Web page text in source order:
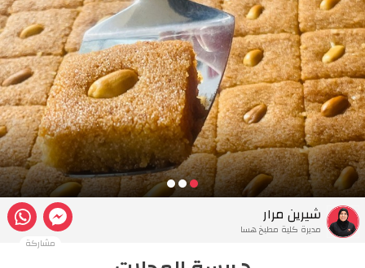
شيرين مرار
مديرة كلية مطبخ هسا
مشاركة